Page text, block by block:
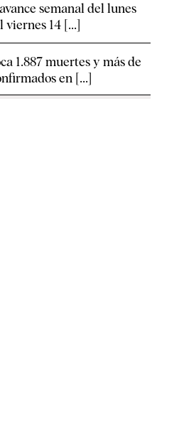
semanal del lunes
viernes 14 [...]
1.887 muertes y más de
en [...]